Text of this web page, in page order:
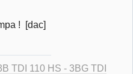
! [dac]
TDI 110 HS - 3BG TDI